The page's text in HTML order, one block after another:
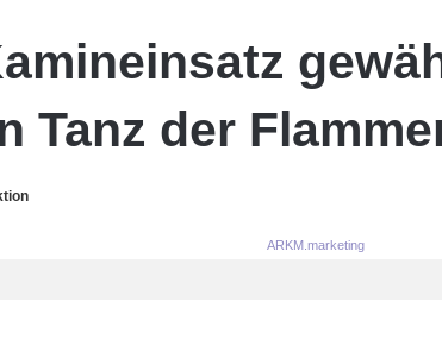
Tanz der
ARKM.marketing